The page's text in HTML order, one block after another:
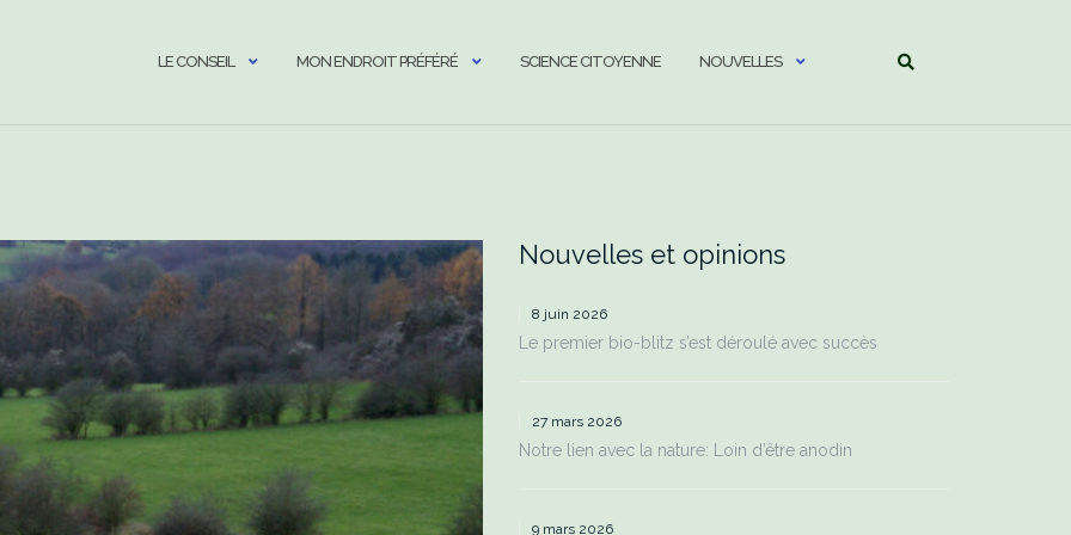
LE CONSEIL MON ENDROIT PRÉFÉRÉ SCIENCE CITOYENNE NOUVELLES
Nouvelles et opinions
8 juin 2026
Le premier bio-blitz s’est déroulé avec succès
27 mars 2026
Notre lien avec la nature: Loin d’être anodin
9 mars 2026